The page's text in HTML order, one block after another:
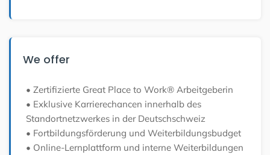
We offer
• Zertifizierte Great Place to Work® Arbeitgeberin
• Exklusive Karrierechancen innerhalb des
Standortnetzwerkes in der Deutschschweiz
• Fortbildungsförderung und Weiterbildungsbudget
• Online-Lernplattform und interne Weiterbildungen